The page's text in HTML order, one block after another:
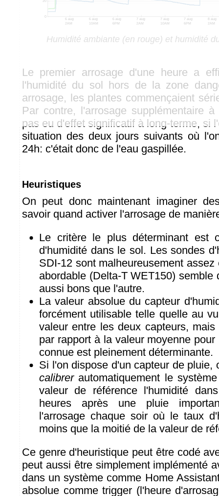
Humidité ambiante (en rouge) et humidité
Le premier arrosage d'une heure a
l'humidité du sol hors de la zone
arrosage, les plantes commençaient
Par contre, l'arrosage supplémentaire
pas eu d'effet significatif à long-terme, si
situation des deux jours suivants où
24h: c'était donc de l'eau gaspillée.
Heuristiques
On peut donc maintenant imaginer
savoir quand activer l'arrosage de
Le critère le plus déterminant est
d'humidité dans le sol. Les sondes
SDI-12 sont malheureusement
abordable (Delta-T WET150) semble
aussi bons que l'autre.
La valeur absolue du capteur
forcément utilisable telle quelle au
valeur entre les deux capteurs,
par rapport à la valeur moyenne
connue est pleinement déterminante.
Si l'on dispose d'un capteur de pluie,
calibrerautomatiquement le
valeur de référence l'humidité
heures après une pluie
l'arrosage chaque soir où le taux
moins que la moitié de la valeur de
Ce genre d'heuristique peut être codé
peut aussi être simplement implémenté
dans un système comme Home
absolue comme trigger (l'heure